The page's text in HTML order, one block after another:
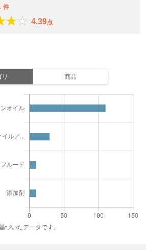
件
4.39点
商品
いたデータです。